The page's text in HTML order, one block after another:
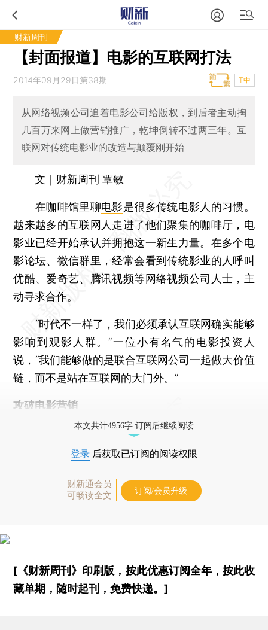
财新周刊
【封面报道】电影的互联网打法
2014年09月29日第38期 T中
从网络视频公司追着电影公司给版权，到后者主动掏
几百万来网上做营销推广，乾坤倒转不过两三年。互
联网对传统电影业的改造与颠覆刚开始
文｜财新周刊 覃敏
在咖啡馆里聊电影是很多传统电影人的习惯。
越来越多的互联网人走进了他们聚集的咖啡厅，电
影业已经开始承认并拥抱这一新生力量。在多个电
影论坛、微信群里，经常会看到传统影业的人呼叫
优酷、 爱奇艺、 腾讯视频等网络视频公司人士，主
动寻求合作。
“时代不一样了，我们必须承认互联网确实能够
影响到观影人群。”一位小有名气的电影投资人
说，“我们能够做的是联合互联网公司一起做大价值
链，而不是站在互联网的大门外。”
攻破电影营销
本文共计4956字 订阅后继续阅读
登录 后获取已订阅的阅读权限
财新通会员
可畅读全文
订阅/会员升级
[《财新周刊》印刷版， 按此优惠订阅全年， 按此收
藏单期 ，随时起刊，免费快递。]